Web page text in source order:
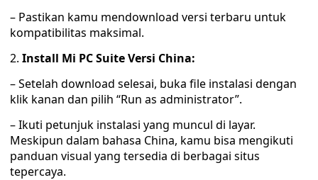
– Pastikan kamu mendownload versi terbaru untuk
kompatibilitas maksimal.
2. Install Mi PC Suite Versi China:
– Setelah download selesai, buka file instalasi dengan
klik kanan dan pilih “Run as administrator”.
– Ikuti petunjuk instalasi yang muncul di layar.
Meskipun dalam bahasa China, kamu bisa mengikuti
panduan visual yang tersedia di berbagai situs
tepercaya.